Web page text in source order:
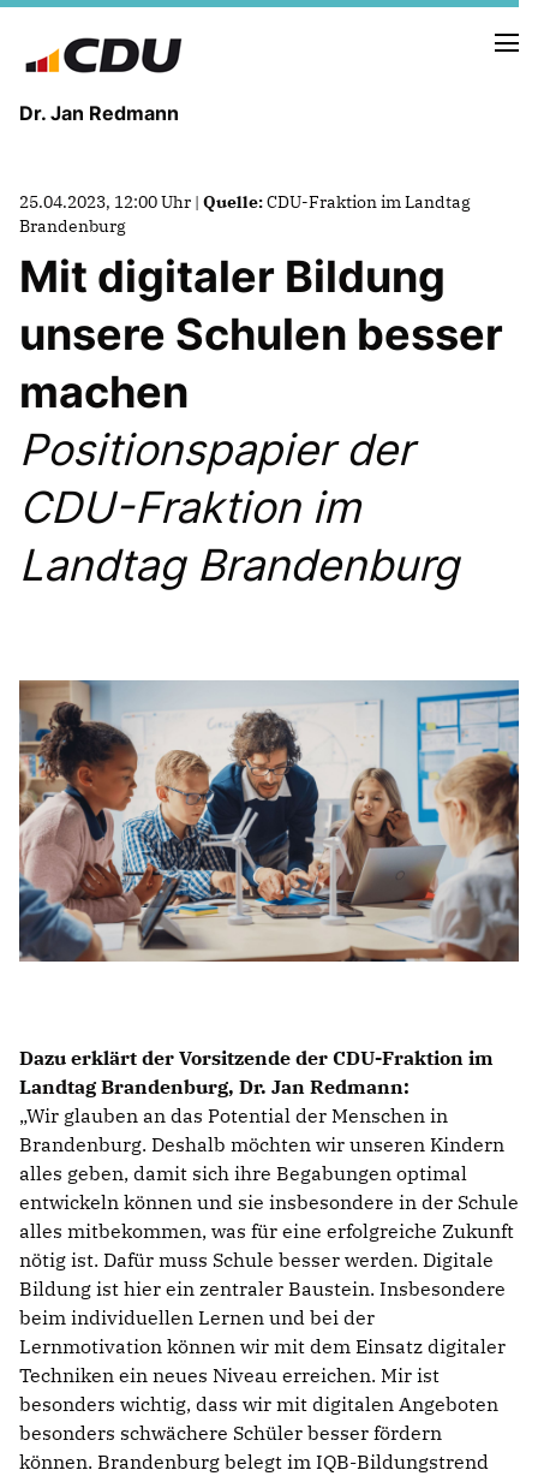
Dr. Jan Redmann
MEINE HEIMAT
MEIN VERSPRECHEN
TERMINE
PRESSEBILDER
PRESSEKONTAKT
PRESSEMITTEILUNGEN
25.04.2023, 12:00 Uhr | Quelle:CDU-Fraktion im Landtag
Brandenburg
Mit digitaler Bildung
unsere Schulen besser
machen
Positionspapier der
CDU-Fraktion im
Landtag Brandenburg
Dazu erklärt der Vorsitzende der CDU-Fraktion im
Landtag Brandenburg, Dr. Jan Redmann:
Wir glauben an das Potential der Menschen in
Brandenburg. Deshalb möchten wir unseren Kindern
alles geben, damit sich ihre Begabungen optimal
entwickeln können und sie insbesondere in der Schule
alles mitbekommen, was für eine erfolgreiche Zukunft
nötig ist. Dafür muss Schule besser werden. Digitale
Bildung ist hier ein zentraler Baustein. Insbesondere
beim individuellen Lernen und bei der
Lernmotivation können wir mit dem Einsatz digitaler
Techniken ein neues Niveau erreichen. Mir ist
besonders wichtig, dass wir mit digitalen Angeboten
besonders schwächere Schüler besser fördern
können. Brandenburg belegt im IQB-Bildungstrend